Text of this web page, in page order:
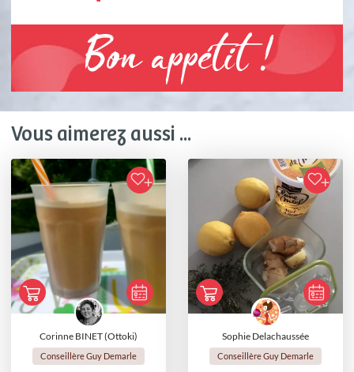
Bon appétit !
Vous aimerez aussi ...
Corinne BINET (Ottoki)
Conseillère Guy Demarle
Sophie Delachaussée
Conseillère Guy Demarle